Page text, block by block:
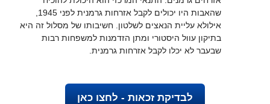
אילולא עליית הנאצים לשלטון. חשיבותו של מסלול זה היא
בתיקון עוול היסטורי ומתן הזדמנות למשפחות רבות
שבעבר לא יכלו לקבל אזרחות גרמנית.
לבדיקת זכאות - לחצו כאן